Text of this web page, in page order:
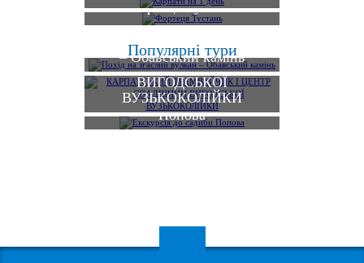
Фортеця Тустань
Популярні тури
Похід на згаслий вулкан
– Обавський камінь
ТРАМВАЙЧИК І
ЦЕНТР СПАДЩИНИ
ВИГОДСЬКОЇ
ВУЗЬКОКОЛІЙКИ
Екскурсія до садиби
Попова